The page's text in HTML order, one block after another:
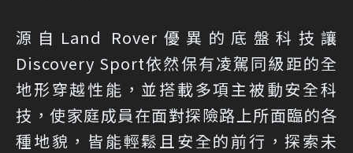
源自Land Rover優異的底盤科技讓
Discovery Sport依然保有凌駕同級距的全
地形穿越性能，並搭載多項主被動安全科
技，使家庭成員在面對探險路上所面臨的各
種地貌，皆能輕鬆且安全的前行，探索未